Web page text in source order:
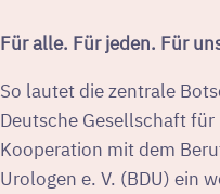
Für alle. Für jeden. Für
So lautet die zentrale
Deutsche Gesellschaft für
Kooperation mit dem
Urologen e. V. (BDU) ein